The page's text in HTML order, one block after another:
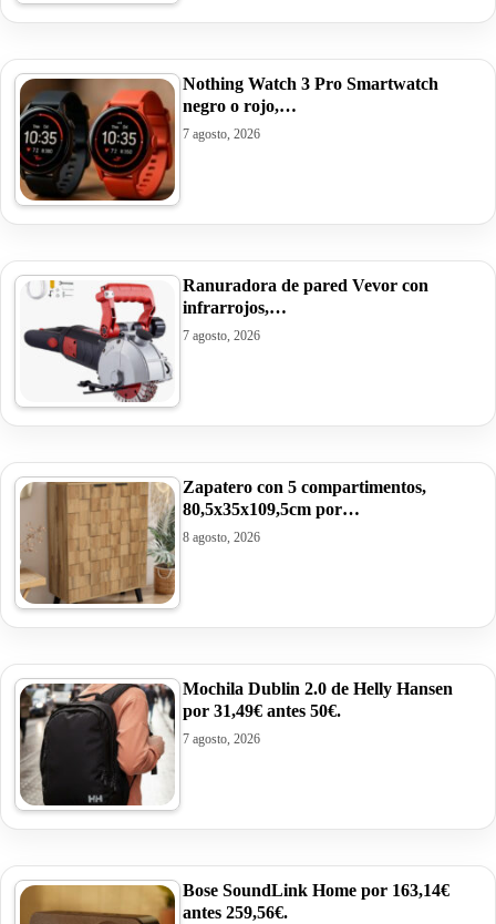
Nothing Watch 3 Pro Smartwatch
negro o rojo,…
7 agosto, 2026
Ranuradora de pared Vevor con
infrarrojos,…
7 agosto, 2026
Zapatero con 5 compartimentos,
80,5x35x109,5cm por…
8 agosto, 2026
Mochila Dublin 2.0 de Helly Hansen
por 31,49€ antes 50€.
7 agosto, 2026
Bose SoundLink Home por 163,14€
antes 259,56€.